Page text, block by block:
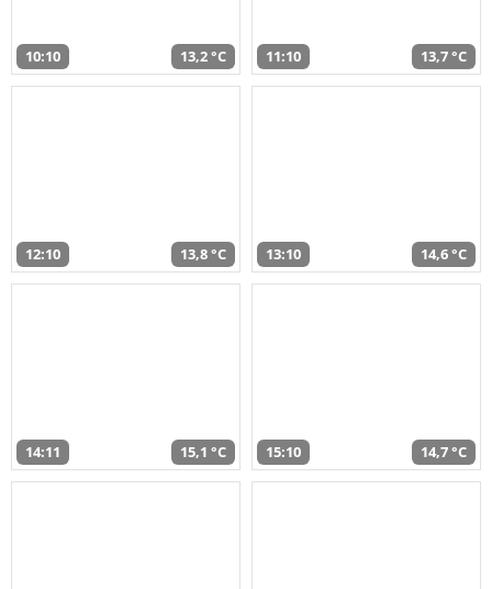
10:10 13,2 °C 11:10 13,7 °C
12:10 13,8 °C 13:10 14,6 °C
14:11 15,1 °C 15:10 14,7 °C